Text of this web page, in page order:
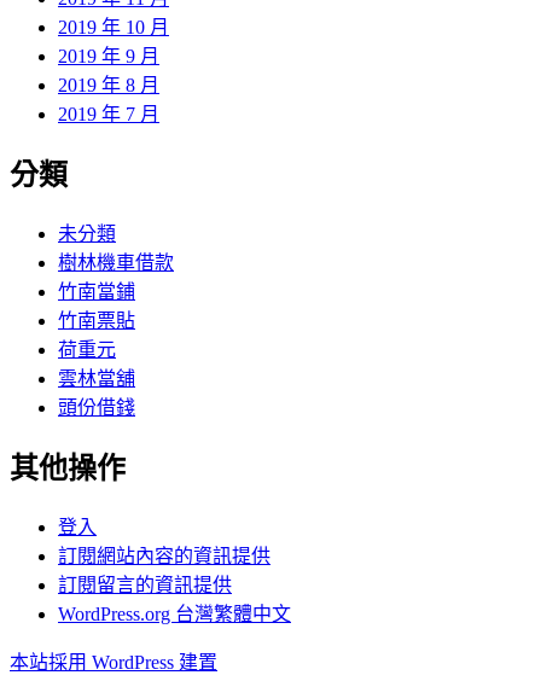
2019 年 10 月
2019 年 9 月
2019 年 8 月
2019 年 7 月
分類
未分類
樹林機車借款
竹南當鋪
竹南票貼
荷重元
雲林當舖
頭份借錢
其他操作
登入
訂閱網站內容的資訊提供
訂閱留言的資訊提供
WordPress.org 台灣繁體中文
本站採用 WordPress 建置